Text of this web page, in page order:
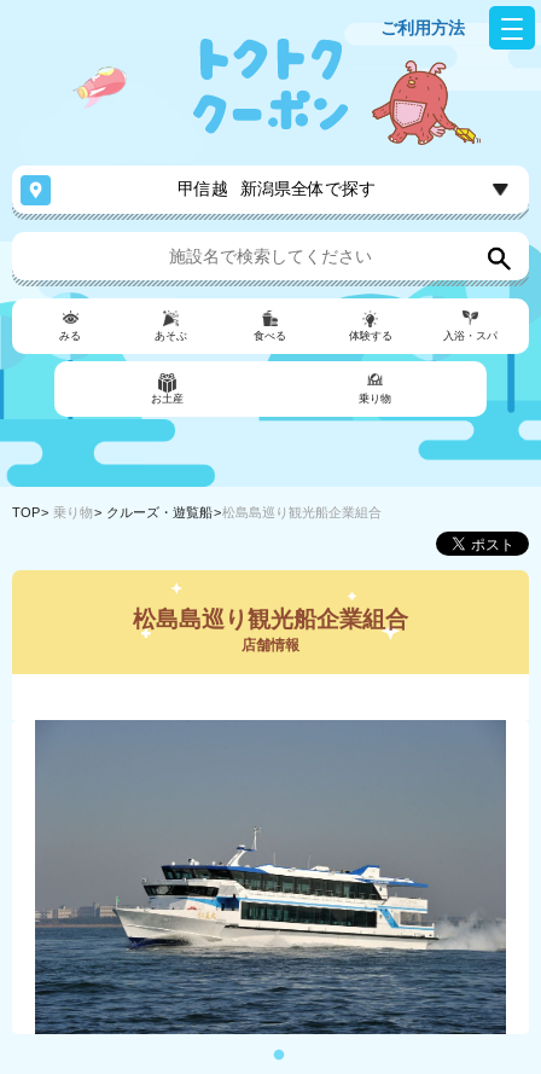
ご利用方法
甲信越 新潟県全体で探す
みる あそぶ 食べる 体験する 入浴・スパ
お土産 乗り物
TOP 乗り物 クルーズ・遊覧船 松島島巡り観光船企業組合
松島島巡り観光船企業組合
店舗情報